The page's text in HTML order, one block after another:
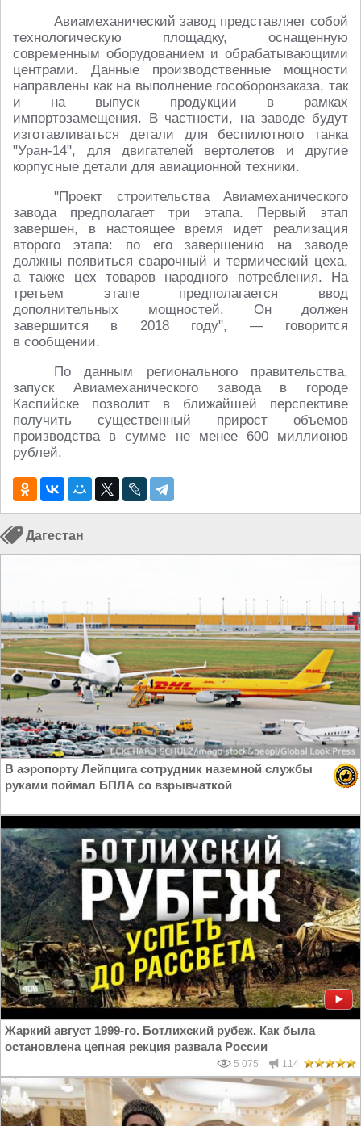
Авиамеханический завод представляет собой
технологическую площадку, оснащенную
современным оборудованием и обрабатывающими
центрами. Данные производственные мощности
направлены как на выполнение гособоронзаказа, так
и на выпуск продукции в рамках
импортозамещения. В частности, на заводе будут
изготавливаться детали для беспилотного танка
"Уран-14", для двигателей вертолетов и другие
корпусные детали для авиационной техники.
"Проект строительства Авиамеханического
завода предполагает три этапа. Первый этап
завершен, в настоящее время идет реализация
второго этапа: по его завершению на заводе
должны появиться сварочный и термический цеха,
а также цех товаров народного потребления. На
третьем этапе предполагается ввод
дополнительных мощностей. Он должен
завершится в 2018 году", — говорится
в сообщении.
По данным регионального правительства,
запуск Авиамеханического завода в городе
Каспийске позволит в ближайшей перспективе
получить существенный прирост объемов
производства в сумме не менее 600 миллионов
рублей.
Дагестан
В аэропорту Лейпцига сотрудник наземной службы
руками поймал БПЛА со взрывчаткой
Жаркий август 1999-го. Ботлихский рубеж. Как была
остановлена цепная рекция развала России
5 075 114